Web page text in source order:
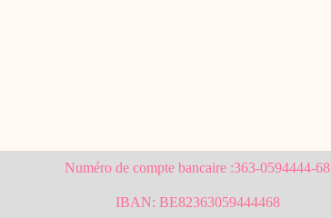
Numéro de compte bancaire :363-0594444-68
IBAN: BE82363059444468